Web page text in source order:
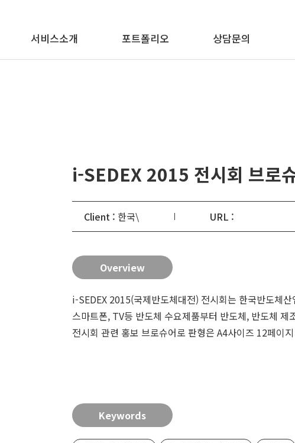
서비스소개 포트폴리오 상담문의
i-SEDEX 2015 전시회 브로
Client : 한국\ URL :
Overview
i-SEDEX 2015(국제반도체대전) 전시회는 한국반도체
스마트폰, TV등 반도체 수요제품부터 반도체, 반도체
전시회 관련 홍보 브로슈어로 판형은 A4사이즈 12페이
Keywords